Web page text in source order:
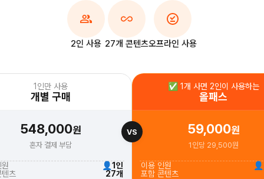
2인 사용 27개 콘텐츠오프라인 사용
1인만 사용
개별 구매
548,000원
혼자 결제 부담
👤1인
츠
27개
VS
✅ 1개 사면 2인이 사용하는
올패스
59,000원
1인당 29,500원
이용 인원
포함 콘텐츠